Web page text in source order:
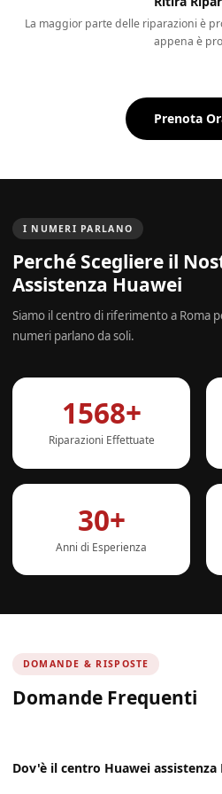
La maggior parte delle riparazioni è
appena è
Prenota
I NUMERI PARLANO
Perché Scegliere il
Assistenza Huawei
Siamo il centro di riferimento a Roma
numeri parlano da soli.
1568+
Riparazioni Effettuate
30+
Anni di Esperienza
DOMANDE & RISPOSTE
Domande Frequenti
Dov'è il centro Huawei assistenza